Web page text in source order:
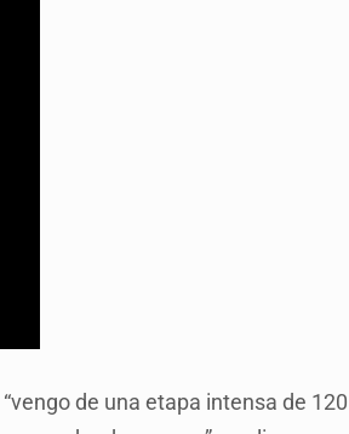
de una etapa intensa de 120